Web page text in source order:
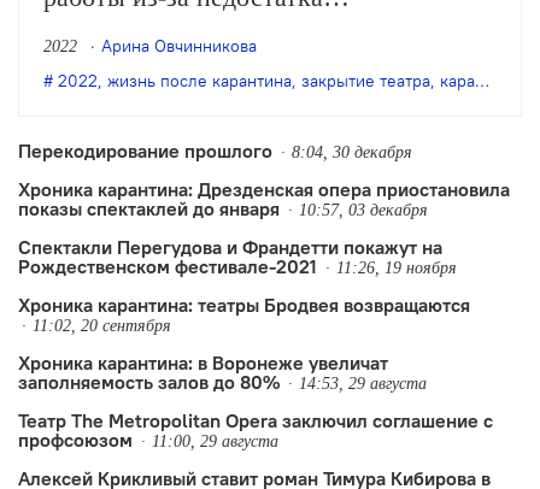
в финансировании и карантина.
2022
Арина Овчинникова
2022, жизнь после карантина, закрытие театра, карантин
Перекодирование прошлого 8:04, 30 декабря
Хроника карантина: Дрезденская опера приостановила
показы спектаклей до января
10:57, 03 декабря
Спектакли Перегудова и Франдетти покажут на
Рождественском фестивале-2021
11:26, 19 ноября
Хроника карантина: театры Бродвея возвращаются
11:02, 20 сентября
Хроника карантина: в Воронеже увеличат
заполняемость залов до 80%
14:53, 29 августа
Театр The Metropolitan Opera заключил соглашение с
профсоюзом
11:00, 29 августа
Алексей Крикливый ставит роман Тимура Кибирова в